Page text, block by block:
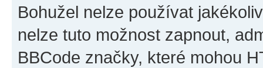
Bohužel nelze používat
nelze tuto možnost zapnout,
BBCode značky, které mohou